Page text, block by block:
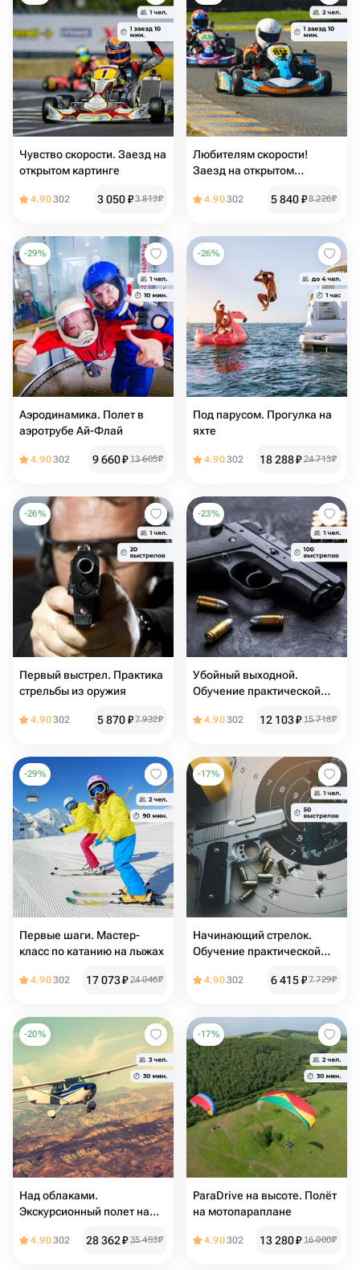
Чувство скорости. Заезд на
открытом картинге
4.90302 3 050₽3 813₽
Любителям скорости!
Заезд на открытом
4.90302 5 840₽8 226₽
-29%
Аэродинамика. Полет в
аэротрубе Ай-Флай
4.90302 9 660₽ 13 605₽
-26%
Под парусом. Прогулка на
яхте
4.90302 18 288₽ 24 713₽
-26%
Первый выстрел. Практика
стрельбы из оружия
4.90302 5 870₽7 932₽
-23%
Убойный выходной.
Обучение практической
4.90302 12 103₽ 15 718₽
-29%
Первые шаги. Мастер-
класс по катанию на лыжах
4.90302 17 073₽ 24 046₽
-17%
Начинающий стрелок.
Обучение практической
4.90302 6 415₽7 729₽
-20%
Над облаками.
Экскурсионный полет на
4.90302 28 362₽ 35 453₽
-17%
ParaDrive на высоте. Полёт
на мотопараплане
4.90302 13 280₽ 16 000₽